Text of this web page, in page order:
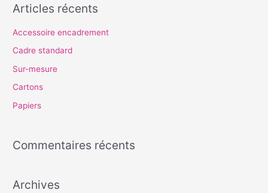
h
e
r
r
:
Articles récents
Accessoire encadrement
Cadre standard
Sur-mesure
Cartons
Papiers
Commentaires récents
Archives